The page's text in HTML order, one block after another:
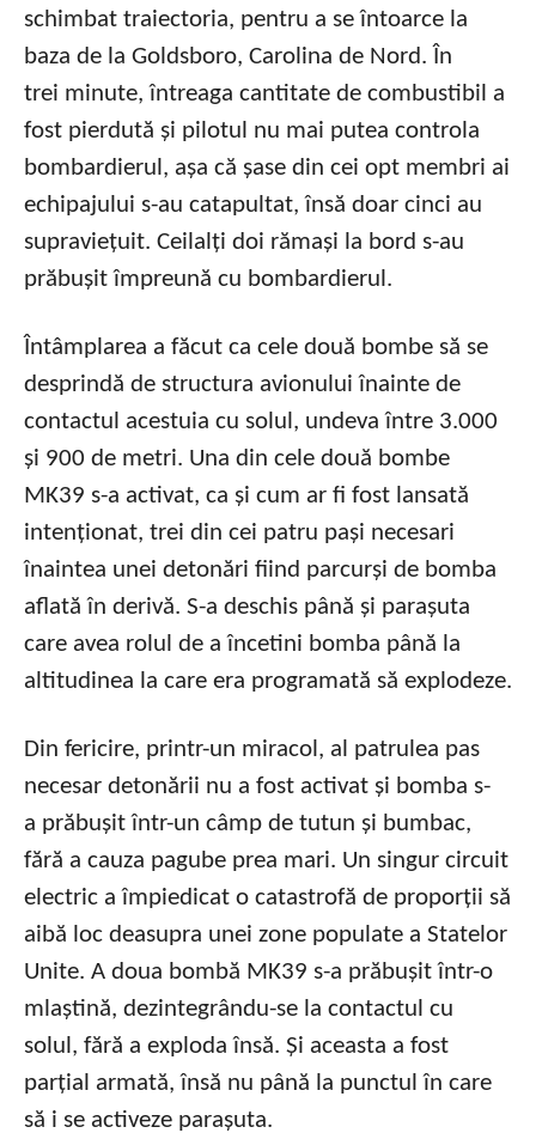
schimbat traiectoria, pentru a se întoarce la
baza de la Goldsboro, Carolina de Nord. În
trei minute, întreaga cantitate de combustibil a
fost pierdută și pilotul nu mai putea controla
bombardierul, așa că șase din cei opt membri ai
echipajului s-au catapultat, însă doar cinci au
supraviețuit. Ceilalți doi rămași la bord s-au
prăbușit împreună cu bombardierul.
Întâmplarea a făcut ca cele două bombe să se
desprindă de structura avionului înainte de
contactul acestuia cu solul, undeva între 3.000
și 900 de metri. Una din cele două bombe
MK39 s-a activat, ca și cum ar fi fost lansată
intenționat, trei din cei patru pași necesari
înaintea unei detonări fiind parcurși de bomba
aflată în derivă. S-a deschis până și parașuta
care avea rolul de a încetini bomba până la
altitudinea la care era programată să explodeze.
Din fericire, printr-un miracol, al patrulea pas
necesar detonării nu a fost activat și bomba s-
a prăbușit într-un câmp de tutun și bumbac,
fără a cauza pagube prea mari. Un singur circuit
electric a împiedicat o catastrofă de proporții să
aibă loc deasupra unei zone populate a Statelor
Unite. A doua bombă MK39 s-a prăbușit într-o
mlaștină, dezintegrându-se la contactul cu
solul, fără a exploda însă. Și aceasta a fost
parțial armată, însă nu până la punctul în care
să i se activeze parașuta.